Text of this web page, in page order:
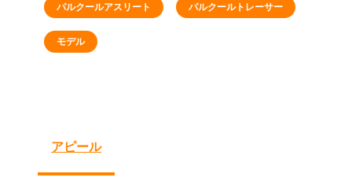
パルクールアスリート パルクールトレーサー
モデル
アピール